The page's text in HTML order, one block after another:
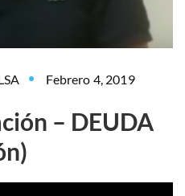
Febrero 4, 2019
– DEUDA